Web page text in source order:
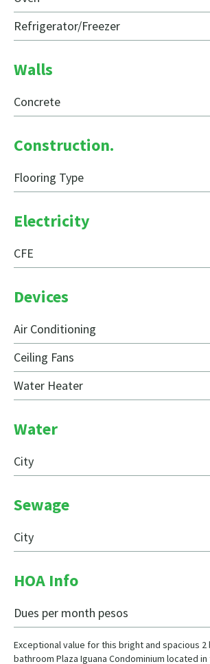
Refrigerator/Freezer
Walls
Concrete
Construction.
Flooring Type
Electricity
CFE
Devices
Air Conditioning
Ceiling Fans
Water Heater
Water
City
Sewage
City
HOA Info
Dues per month pesos
Exceptional value for this bright and spacious
bathroom Plaza Iguana Condominium located in